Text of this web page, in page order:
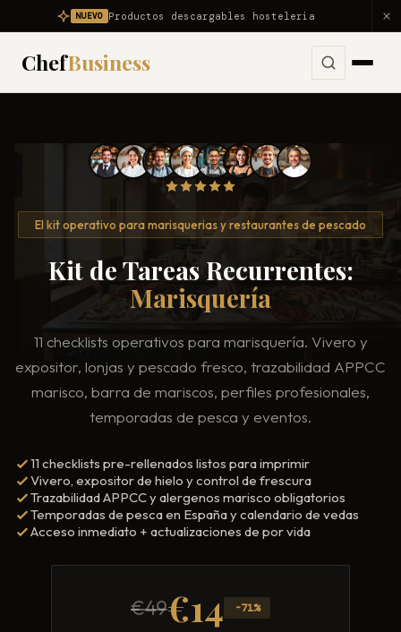
NUEVO Productos descargables hosteleria
ChefBusiness
Ver todos los servicios →
Dirección Gastronómica Outsourcing
Asesor Gastronómico
Consultor de Restaurantes
Consultoría Hostelería
Apertura de Restaurantes
Mentoría Gastronómica
Arquitectura Gastronómica
Inversores Internacionales
Problemas
Ver todos los problemas →
Mi restaurante pierde dinero
Reducir costes
Reducir mermas
Escandallos de restaurante
Ingeniería de menú
Carta rentable
Subir ticket medio
Atraer clientes
Falta de personal
Diagnóstico
Productos
Resultados
Blog
Solicitar diagnóstico
El kit operativo para marisquerias y restaurantes de pescado
Kit de Tareas Recurrentes:
Marisquería
11 checklists operativos para marisquería. Vivero y
expositor, lonjas y pescado fresco, trazabilidad APPCC
marisco, barra de mariscos, perfiles profesionales,
temporadas de pesca y eventos.
11 checklists pre-rellenados listos para imprimir
Vivero, expositor de hielo y control de frescura
Trazabilidad APPCC y alergenos marisco obligatorios
Temporadas de pesca en España y calendario de vedas
Acceso inmediato + actualizaciones de por vida
€49€14 -71%